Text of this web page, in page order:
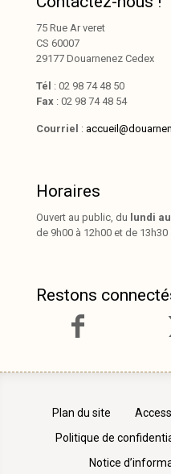
75 Rue Ar veret
CS 60007
29177 Douarnenez Cedex
Tél : 02 98 74 48 50
Fax : 02 98 74 48 54
Courriel :
Horaires
Ouvert au public, du lundi
de 9h00 à 12h00 et de 13h30
Restons
Plan du site
Politique de
Notice